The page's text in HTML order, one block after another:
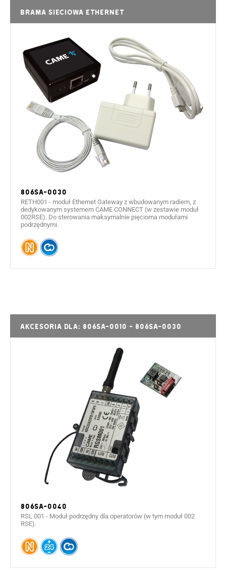
Brama sieciowa Ethernet
806SA-0030
RETH001 - moduł Ethernet Gateway z wbudowanym radiem, z
dedykowanym systemem CAME CONNECT (w zestawie moduł
002RSE). Do sterowania maksymalnie pięcioma modułami
podrzędnymi.
Akcesoria dla: 806SA-0010 - 806SA-0030
806SA-0040
RSL 001 - Moduł podrzędny dla operatorów (w tym moduł 002
RSE).